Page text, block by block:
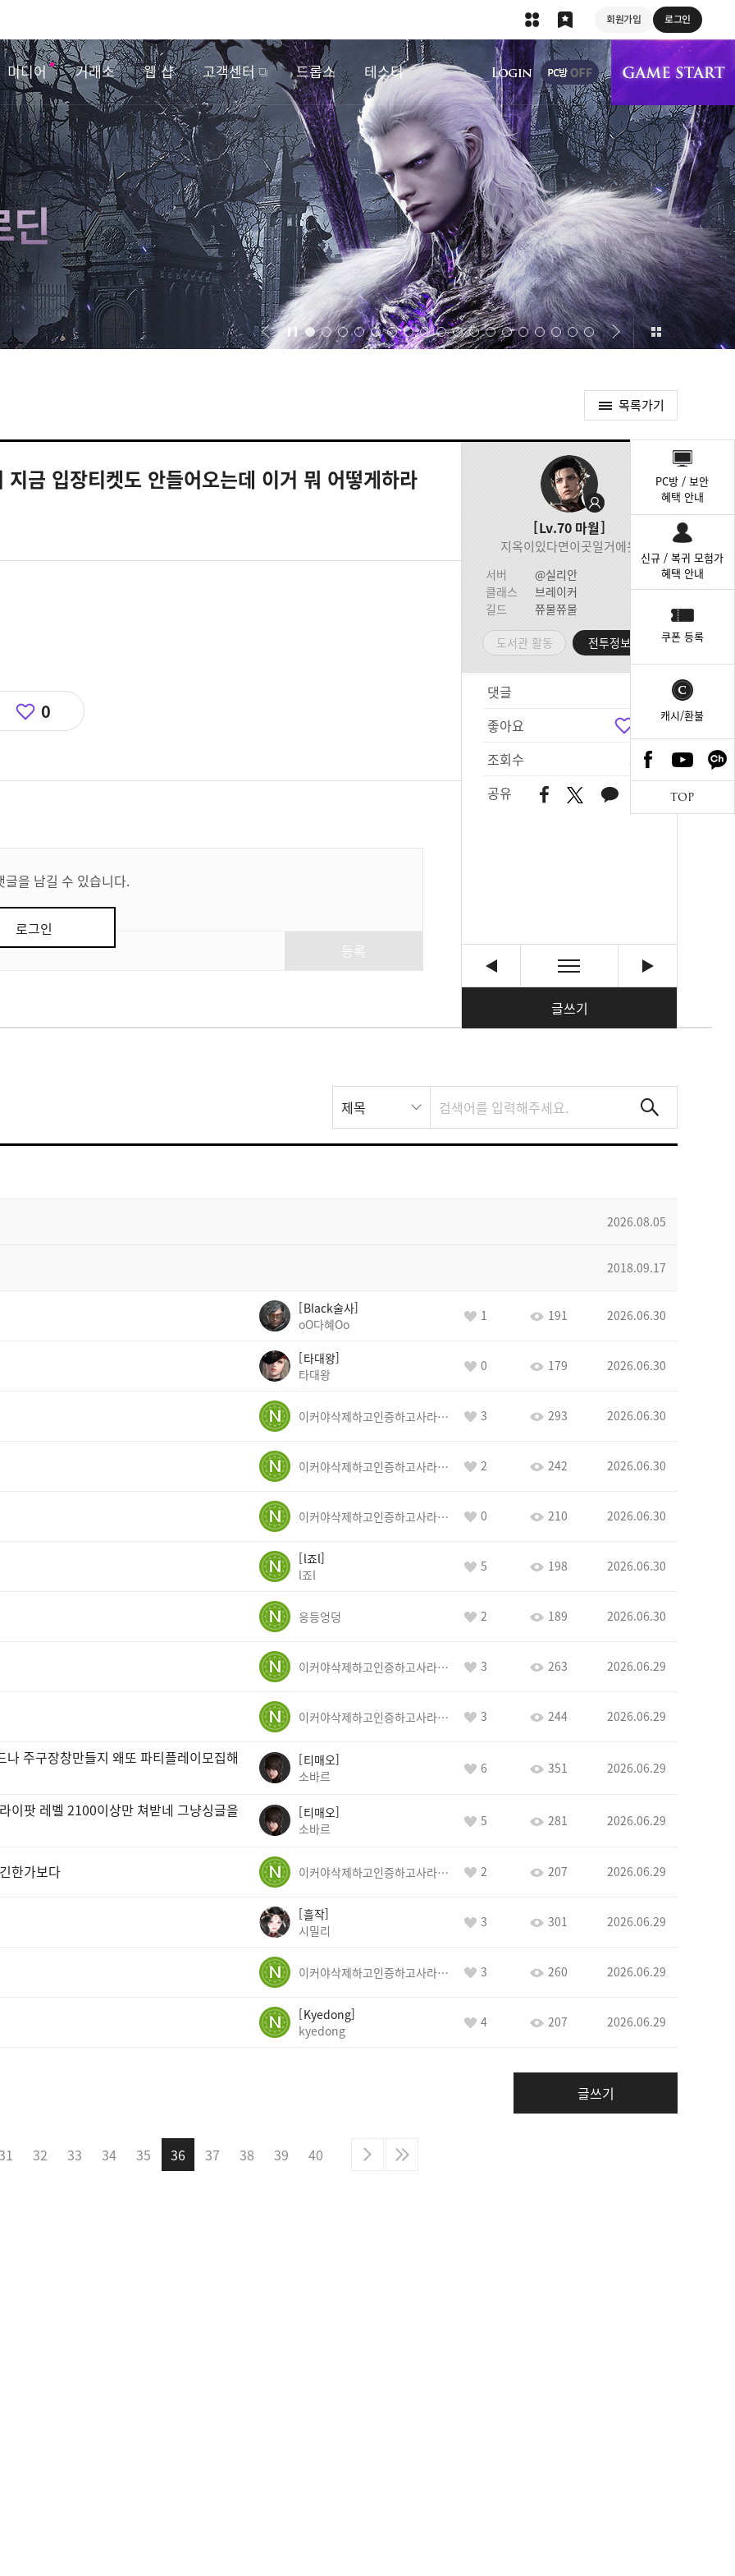
회원가입 로그인
미디어 거래소 웹 샵 고객센터 드롭스 테스터
상단 메뉴
목록가기
금 입장티켓도 안들어오는데 이거 뭐 어떻게하라
Lv.70 마월
지옥이있다면이곳일거에욧
서버
@실리안
클래스
브레이커
길드
쮸물쮸물
도서관 활동 전투정보실
댓글
좋아요
조회수
389
공유
글쓰기
0
글을 남길 수 있습니다.
로그인
스
트
제목
2026.08.05
2018.09.17
Black술사
oO다혜Oo
1 191 2026.06.30
타대왕
타대왕
0 179 2026.06.30
이커야삭제하고인증하고사라지거라 3 293 2026.06.30
이커야삭제하고인증하고사라지거라 2 242 2026.06.30
이커야삭제하고인증하고사라지거라 0 210 2026.06.30
l죠l
l죠l
5 198 2026.06.30
응등엉덩 2 189 2026.06.30
이커야삭제하고인증하고사라지거라 3 263 2026.06.29
이커야삭제하고인증하고사라지거라 3 244 2026.06.29
주구장창만들지 왜또 파티플레이모집해
티매오
소바르
6 351 2026.06.29
이팟 레벨 2100이상만 쳐받네 그냥싱글을
티매오
소바르
5 281 2026.06.29
한가보다 이커야삭제하고인증하고사라지거라 2 207 2026.06.29
흘작
시밀리
3 301 2026.06.29
이커야삭제하고인증하고사라지거라 3 260 2026.06.29
Kyedong
kyedong
4 207 2026.06.29
글쓰기
32 33 34 35 36 37 38 39 40
PC방 / 보안
혜택 안내
신규 / 복귀 모험가
혜택 안내
쿠폰 등록
캐시/환불
TOP